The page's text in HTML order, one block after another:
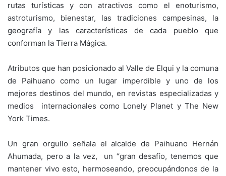
rutas turísticas y con atractivos como el enoturismo,
astroturismo, bienestar, las tradiciones campesinas, la
geografía y las características de cada pueblo que
conforman la Tierra Mágica.
Atributos que han posicionado al Valle de Elqui y la comuna
de Paihuano como un lugar imperdible y uno de los
mejores destinos del mundo, en revistas especializadas y
medios internacionales como Lonely Planet y The New
York Times.
Un gran orgullo señala el alcalde de Paihuano Hernán
Ahumada, pero a la vez, un “gran desafío, tenemos que
mantener vivo esto, hermoseando, preocupándonos de la